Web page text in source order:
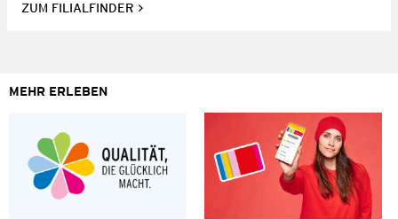
ZUM FILIALFINDER
MEHR ERLEBEN